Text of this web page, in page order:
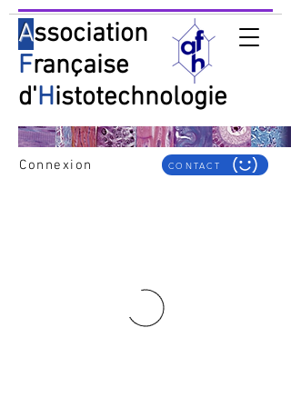
Association
Française
d'Histotechnologie
Connexion CONTACT